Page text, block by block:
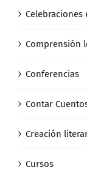
Comprensión
Conferencias
Contar
Creación
Cursos